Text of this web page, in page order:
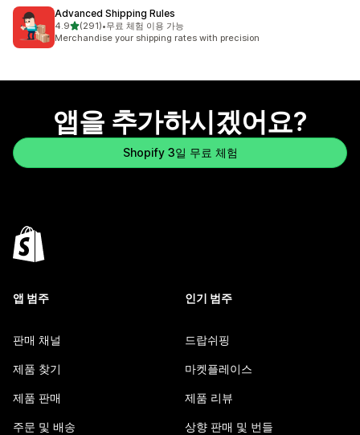
Advanced Shipping Rules
4.9별 5개 중
(291)
총 리뷰 291개
•무료 체험 이용 가능
Merchandise your shipping rates with precision
앱을 추가하시겠어요?
Shopify 3일 무료 체험
앱 범주
판매 채널
제품 찾기
제품 판매
주문 및 배송
인기 범주
드랍쉬핑
마켓플레이스
제품 리뷰
상향 판매 및 번들